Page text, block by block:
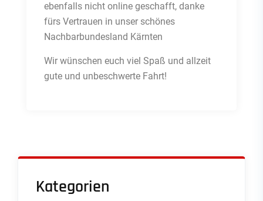
ebenfalls nicht online geschafft, danke
fürs Vertrauen in unser schönes
Nachbarbundesland Kärnten
Wir wünschen euch viel Spaß und allzeit
gute und unbeschwerte Fahrt!
Kategorien